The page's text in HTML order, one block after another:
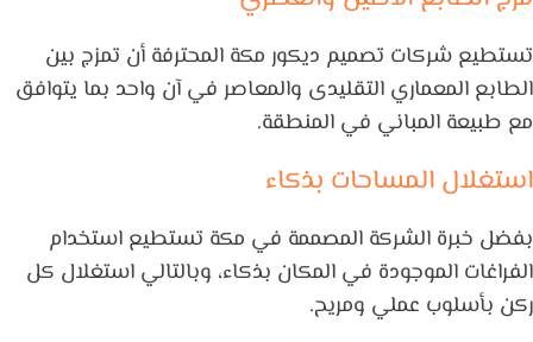
تستطيع شركات تصميم ديكور مكة المحترفة أن تمزج بين
الطابع المعماري التقليدى والمعاصر في آن واحد بما يتوافق
مع طبيعة المباني في المنطقة.
استغلال المساحات بذكاء
بفضل خبرة الشركة المصممة في مكة تستطيع استخدام
الفراغات الموجودة في المكان بذكاء، وبالتالي استغلال كل
ركن بأسلوب عملي ومريح.